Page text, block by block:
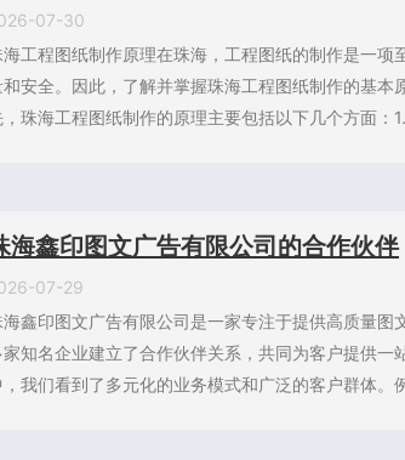
07-30
海工程图纸制作原理在珠海，工程图纸的制作是一
和安全。因此，了解并掌握珠海工程图纸制作的基
珠海工程图纸制作的原理主要包括以下几个方面：
海鑫印图文广告有限公司的合作伙伴
07-29
海鑫印图文广告有限公司是一家专注于提供高质量
家知名企业建立了合作伙伴关系，共同为客户提供
我们看到了多元化的业务模式和广泛的客户群体。